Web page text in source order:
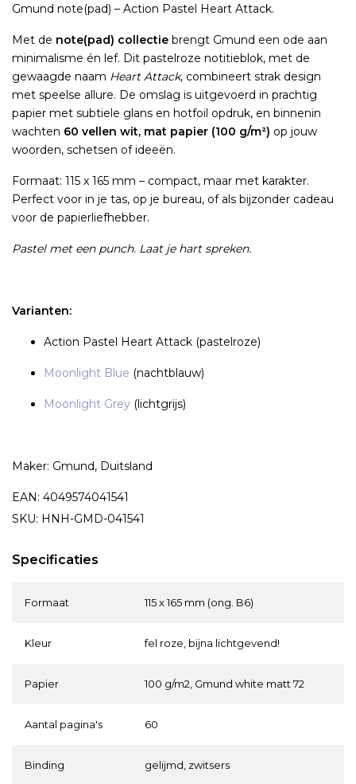
Gmund note(pad) – Action Pastel Heart Attack.
Met de note(pad) collectie brengt Gmund een ode aan
minimalisme én lef. Dit pastelroze notitieblok, met de
gewaagde naam Heart Attack, combineert strak design
met speelse allure. De omslag is uitgevoerd in prachtig
papier met subtiele glans en hotfoil opdruk, en binnenin
wachten 60 vellen wit, mat papier (100 g/m²) op jouw
woorden, schetsen of ideeën.
Formaat: 115 x 165 mm – compact, maar met karakter.
Perfect voor in je tas, op je bureau, of als bijzonder cadeau
voor de papierliefhebber.
Pastel met een punch. Laat je hart spreken.
Varianten:
Action Pastel Heart Attack (pastelroze)
Moonlight Blue (nachtblauw)
Moonlight Grey (lichtgrijs)
Maker: Gmund, Duitsland
EAN: 4049574041541
SKU: HNH-GMD-041541
Specificaties
Formaat 115 x 165 mm (ong. B6)
Kleur fel roze, bijna lichtgevend!
Papier 100 g/m2, Gmund white matt 72
Aantal pagina's 60
Binding gelijmd, zwitsers